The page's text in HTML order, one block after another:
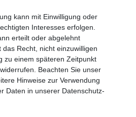
als PDF
kann mit Einwilligung oder
Interesses erfolgen.
erteilt oder abgelehnt
Recht, nicht einzuwilligen
zu einem späteren Zeitpunkt
Beachten Sie unser
Hinweise zur Verwendung
Daten in unserer Daten­schutz­